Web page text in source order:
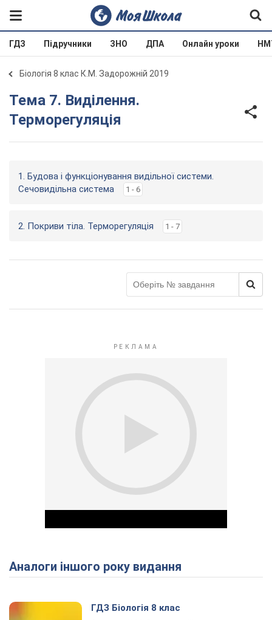
ГДЗ Підручники ЗНО ДПА Онлайн уроки
Біологія 8 клас К.М. Задорожній 2019
Тема 7. Виділення.
Терморегуляція
1. Будова і функціонування видільної системи.
Сечовидільна система
1 - 6
2. Покриви тіла. Терморегуляція 1 - 7
Play Video
Аналоги іншого року видання
ГДЗ Біологія 8 клас